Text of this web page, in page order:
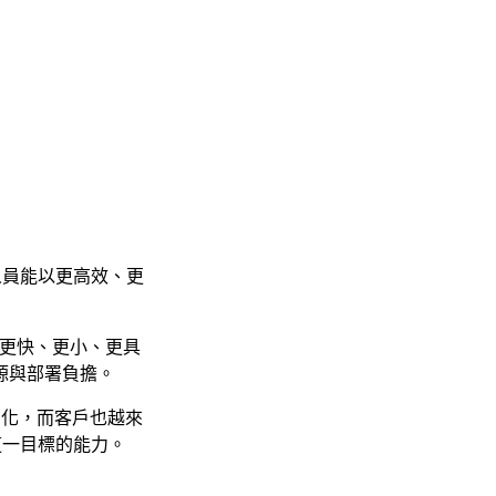
能以更高效、更
快、更小、更具
部署負擔。
，而客戶也越來
目標的能力。